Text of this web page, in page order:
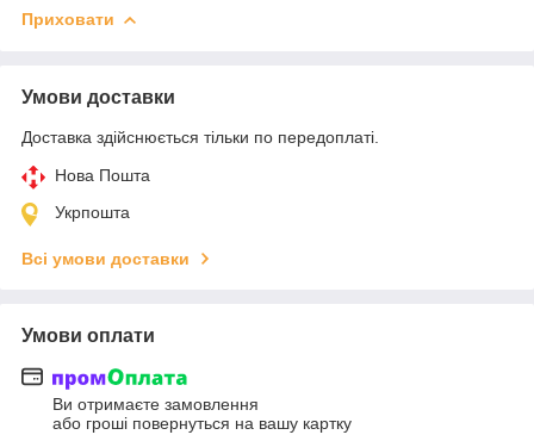
Приховати
Умови доставки
Доставка здійснюється тільки по передоплаті.
Нова Пошта
Укрпошта
Всі умови доставки
Умови оплати
Ви отримаєте замовлення
або гроші повернуться на вашу картку